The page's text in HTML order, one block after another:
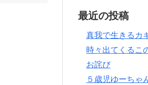
最近の投稿
真我で生きるカ
時々出てくるこ
お詫び
５歳児ゆーちゃ